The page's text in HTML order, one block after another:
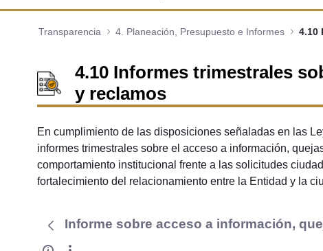
Transparencia 4. Planeación, Presupuesto e Informes
4.10 Informes trimestrales
y reclamos
En cumplimiento de las disposiciones señaladas en las
informes trimestrales sobre el acceso a información,
comportamiento institucional frente a las solicitudes
fortalecimiento del relacionamiento entre la Entidad y la
Informe sobre acceso a información,